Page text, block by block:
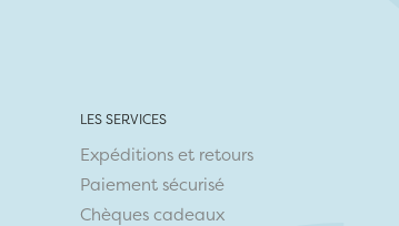
LES SERVICES
Expéditions et retours
Paiement sécurisé
Chèques cadeaux